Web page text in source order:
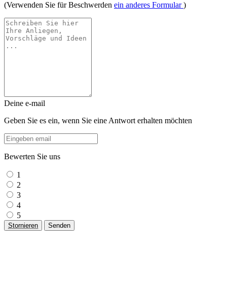
(Verwenden Sie für Beschwerden ein anderes Formular)
Deine e-mail
Geben Sie es ein, wenn Sie eine Antwort erhalten möchten
Bewerten Sie uns
1
2
3
4
5
Stornieren Senden